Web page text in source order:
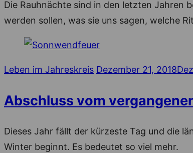
Die Rauhnächte sind in den letzten Jahren
werden sollen, was sie uns sagen, welche
Leben im Jahreskreis Posted
Dezember 21, 2018
Abschluss vom
Dieses Jahr fällt der kürzeste Tag und die
Winter beginnt. Es bedeutet so viel mehr.